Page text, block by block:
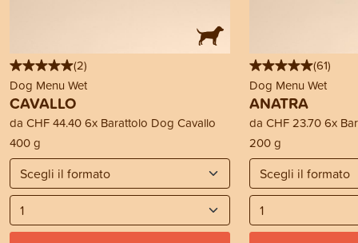
(2)
Dog Menu Wet
CAVALLO
da CHF 44.406x Barattolo Dog Cavallo
400 g
(61)
Dog Menu Wet
ANATRA
da CHF 23.706x
200 g